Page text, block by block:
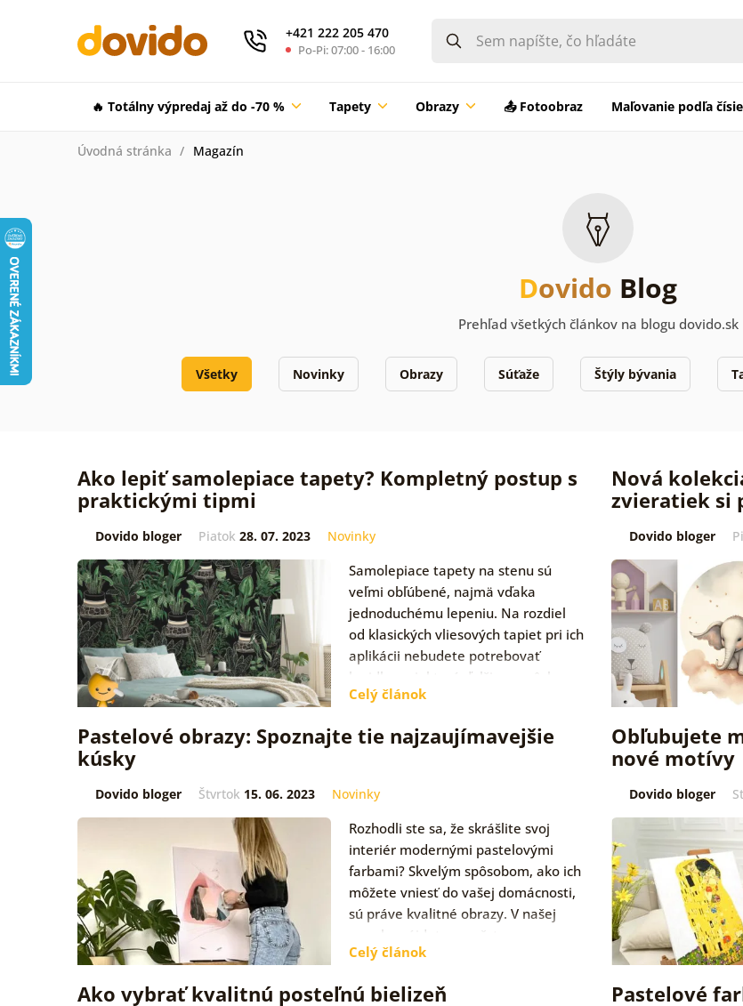
+421 222 205 470
Po-Pi: 07:00 - 16:00
🔥 Totálny výpredaj až do -70 % Tapety Obrazy 📤 Fotoobraz Maľovanie podľa
Úvodná stránka Magazín
Dovido Blog
Prehľad všetkých článkov na blogu dovido.sk
Všetky Novinky Obrazy Súťaže Štýly bývania
Ako lepiť samolepiace tapety? Kompletný postup s
praktickými tipmi
Dovido bloger Piatok 28. 07. 2023 Novinky
Samolepiace tapety na stenu sú
veľmi obľúbené, najmä vďaka
jednoduchému lepeniu. Na rozdiel
od klasických vliesových tapiet pri ich
aplikácii nebudete potrebovať
lepidlo a niektoré ďalšie pomôcky.…
Celý článok
Nová
zvieratiek si
Dovido bloger
Pastelové obrazy: Spoznajte tie najzaujímavejšie
kúsky
Dovido bloger Štvrtok 15. 06. 2023 Novinky
Rozhodli ste sa, že skrášlite svoj
interiér modernými pastelovými
farbami? Skvelým spôsobom, ako ich
môžete vniesť do vašej domácnosti,
sú práve kvalitné obrazy. V našej
ponuke nájdete množstvo…
Celý článok
Obľubujete
nové motívy
Dovido bloger
Ako vybrať kvalitnú posteľnú bielizeň
Pastelové